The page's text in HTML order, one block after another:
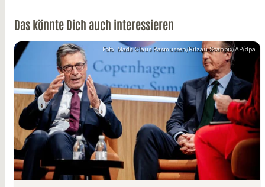
Das könnte Dich auch interessieren
Foto: Mads Claus Rasmussen/Ritzau Scanpix/AP/dpa